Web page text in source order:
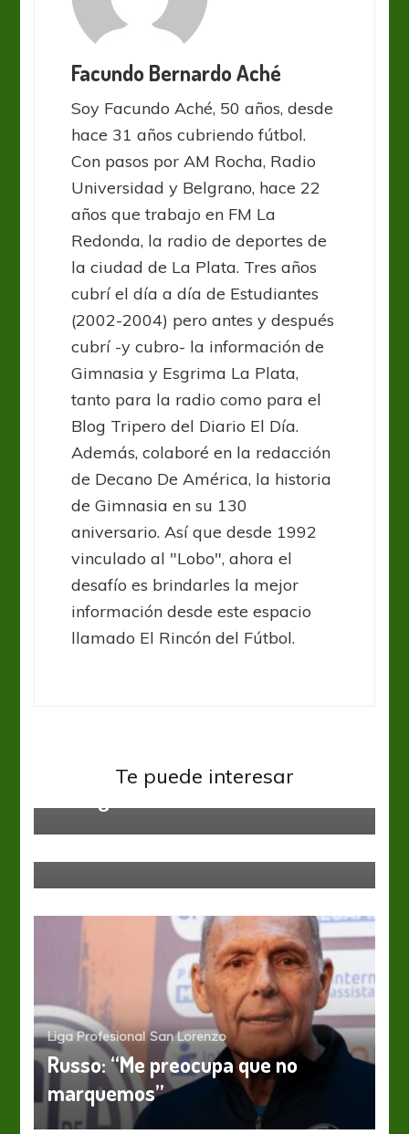
Facundo Bernardo Aché
Soy Facundo Aché, 50 años, desde
hace 31 años cubriendo fútbol.
Con pasos por AM Rocha, Radio
Universidad y Belgrano, hace 22
años que trabajo en FM La
Redonda, la radio de deportes de
la ciudad de La Plata. Tres años
cubrí el día a día de Estudiantes
(2002-2004) pero antes y después
cubrí -y cubro- la información de
Gimnasia y Esgrima La Plata,
tanto para la radio como para el
Blog Tripero del Diario El Día.
Además, colaboré en la redacción
de Decano De América, la historia
de Gimnasia en su 130
aniversario. Así que desde 1992
vinculado al "Lobo", ahora el
desafío es brindarles la mejor
información desde este espacio
llamado El Rincón del Fútbol.
Te puede interesar
Vélez homenajearon a Daniel
Liga Profesional San Lorenzo
Russo: “Me preocupa que no
marquemos”